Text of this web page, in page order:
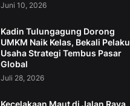
Juni 10, 2026
Kadin Tulungagung Dorong
UMKM Naik Kelas, Bekali Pelaku
Usaha Strategi Tembus Pasar
Global
Juli 28, 2026